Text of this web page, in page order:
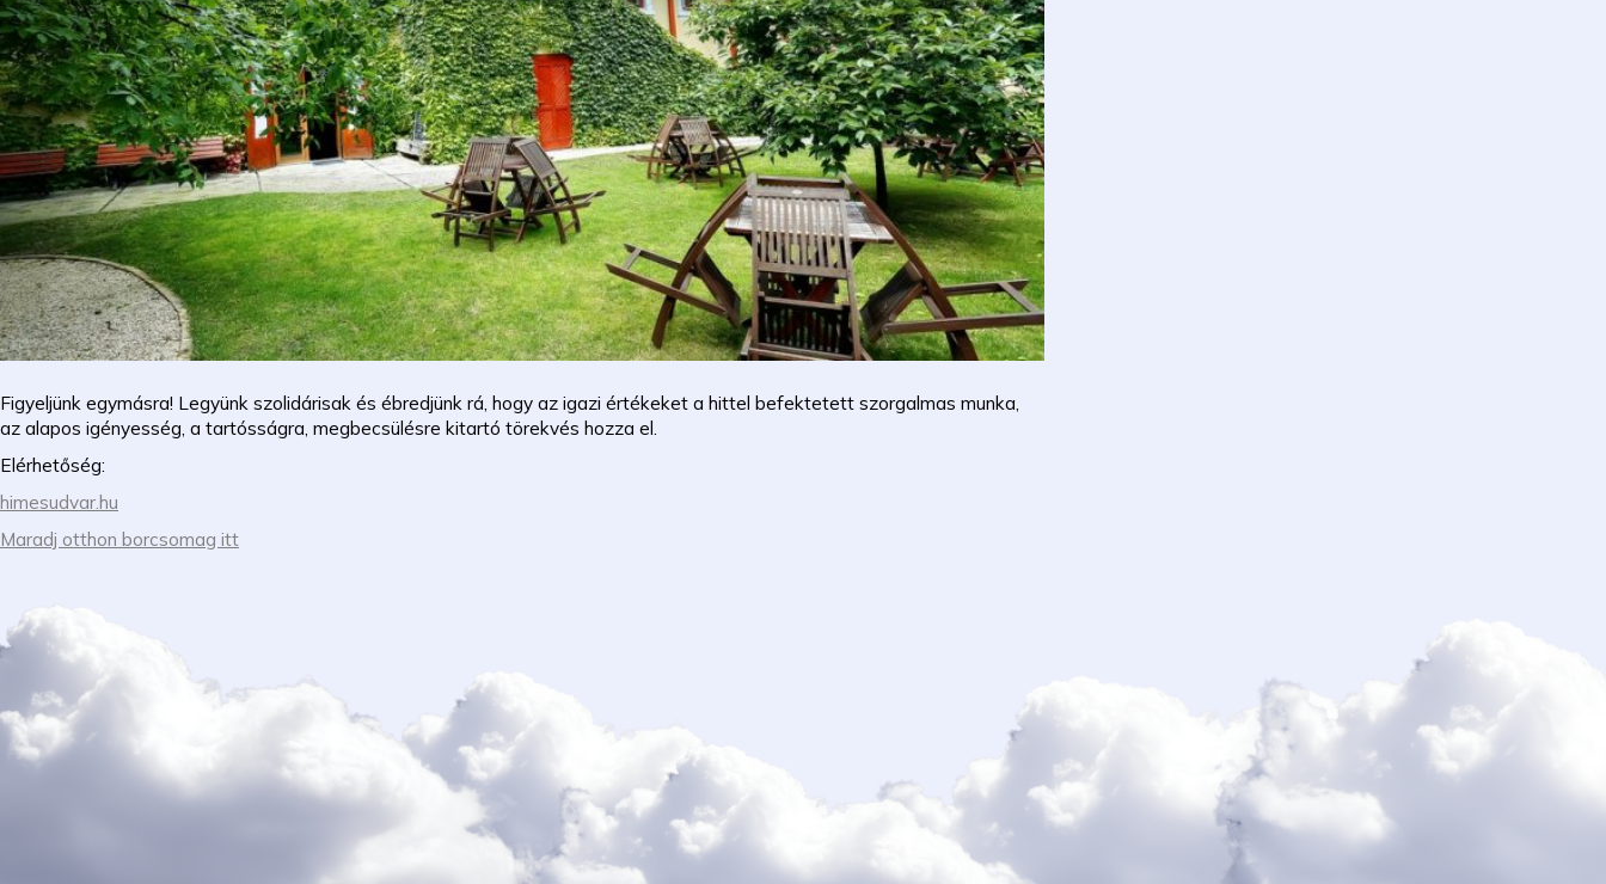
Figyeljünk egymásra! Legyünk szolidárisak és ébredjünk rá, hogy az igazi értékeket a hittel befektetett szorgalmas munka,
az alapos igényesség, a tartósságra, megbecsülésre kitartó törekvés hozza el.
Elérhetőség:
himesudvar.hu
Maradj otthon borcsomag itt